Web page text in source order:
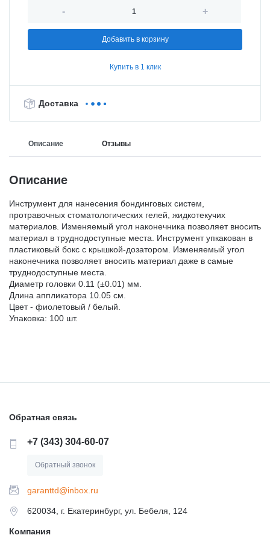
- +
Добавить в корзину
Купить в 1 клик
Доставка
Описание Отзывы
Описание
Инструмент для нанесения бондинговых систем,
протравочных стоматологических гелей, жидкотекучих
материалов. Изменяемый угол наконечника позволяет вносить
материал в труднодоступные места. Инструмент упкакован в
пластиковый бокс с крышкой-дозатором. Изменяемый угол
наконечника позволяет вносить материал даже в самые
труднодоступные места.
Диаметр головки 0.11 (±0.01) мм.
Длина аппликатора 10.05 см.
Цвет - фиолетовый / белый.
Упаковка: 100 шт.
Обратная связь
+7 (343) 304-60-07
Обратный звонок
garanttd@inbox.ru
620034, г. Екатеринбург, ул. Бебеля, 124
Компания